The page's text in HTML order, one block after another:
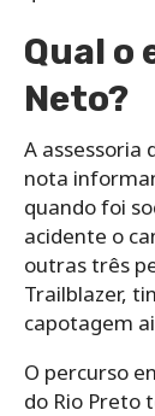
Qual o
Neto?
A assessoria
nota
quando foi
acidente o
outras três
Trailblazer,
capotagem
O percurso
do Rio Preto